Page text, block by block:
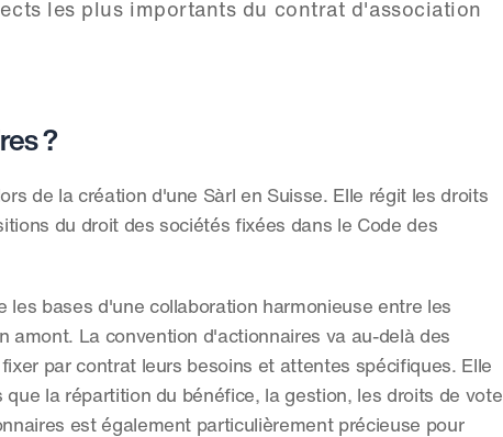
les plus importants du contrat d'association
?
de la création d'une Sàrl en Suisse. Elle régit les droits
du droit des sociétés fixées dans le Code des
bases d'une collaboration harmonieuse entre les
amont. La convention d'actionnaires va au-delà des
par contrat leurs besoins et attentes spécifiques. Elle
la répartition du bénéfice, la gestion, les droits de vote
est également particulièrement précieuse pour